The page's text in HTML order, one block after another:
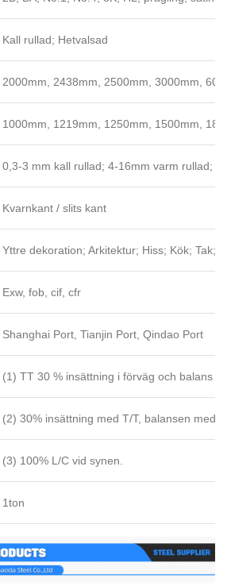
Kall rullad; Hetvalsad
2000mm, 2438mm, 2500mm, 3000mm,
1000mm, 1219mm, 1250mm, 1500mm,
0,3-3 mm kall rullad; 4-16mm varm rullad;
Kvarnkant / slits kant
Yttre dekoration; Arkitektur; Hiss; Kök; Tak;
Exw, fob, cif, cfr
Shanghai Port, Tianjin Port, Qindao Port
(1) TT 30 % insättning i förväg och balans
(2) 30% insättning med T/T, balansen med
(3) 100% L/C vid synen.
1ton